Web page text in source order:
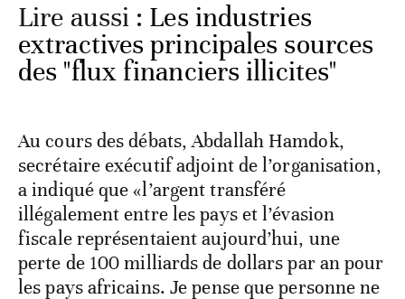
Lire aussi : Les industries
extractives principales sources
des "flux financiers illicites"
Au cours des débats, Abdallah Hamdok,
secrétaire exécutif adjoint de l’organisation,
a indiqué que «l’argent transféré
illégalement entre les pays et l’évasion
fiscale représentaient aujourd’hui, une
perte de 100 milliards de dollars par an pour
les pays africains. Je pense que personne ne